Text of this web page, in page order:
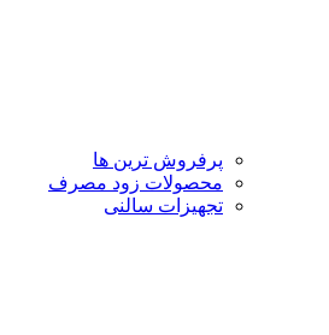
پرفروش ترین ها
محصولات زود مصرف
تجهیزات سالنی